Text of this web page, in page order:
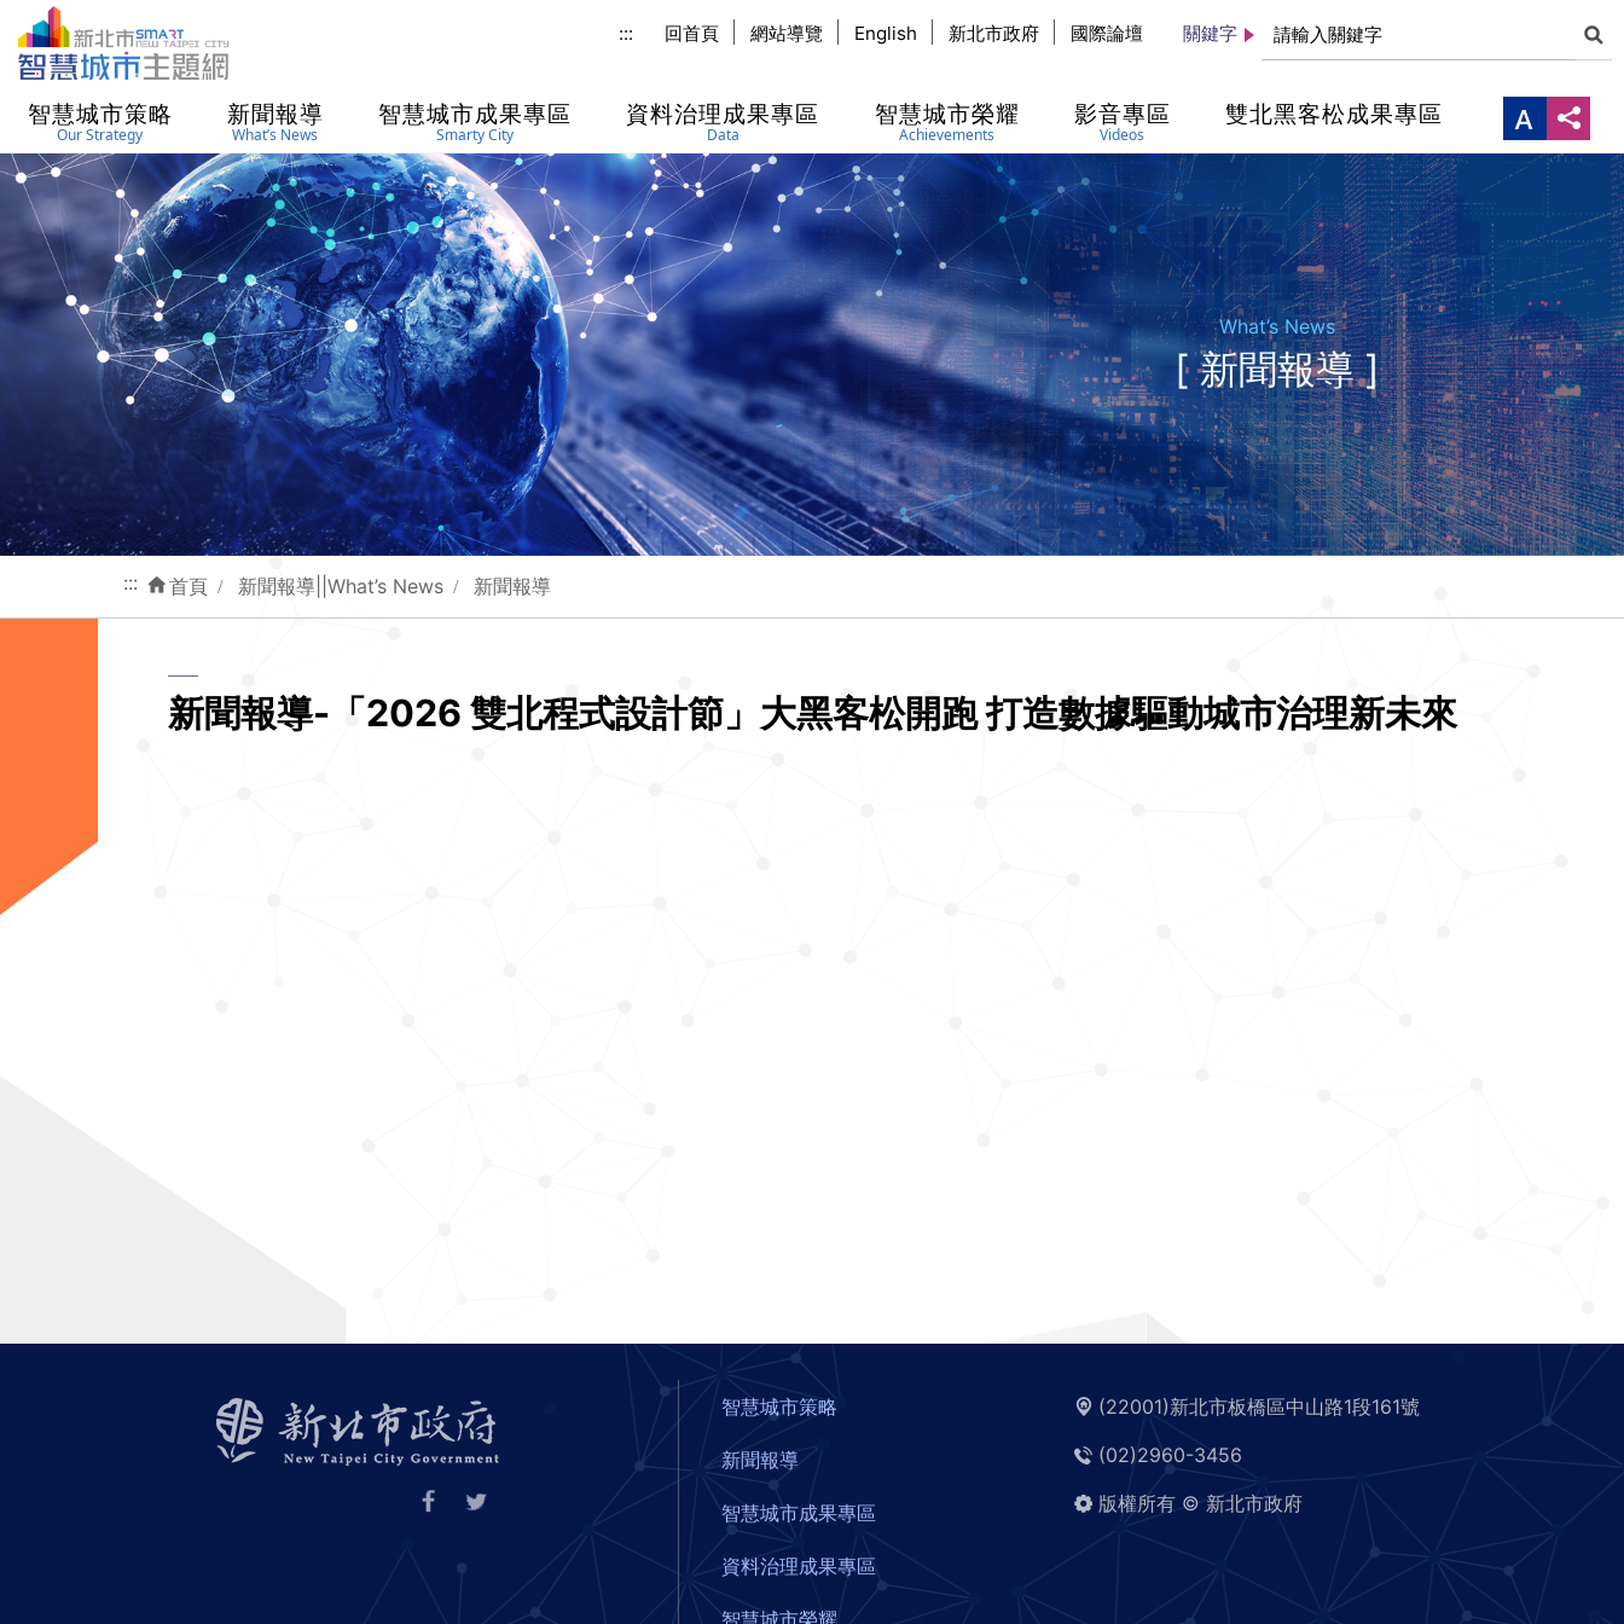
進入內容區塊
::: 回首頁 網站導覽 English 新北市政府 國際論壇 關鍵字
智慧城市策略
Our Strategy
新聞報導
What’s News
智慧城市成果專區
Smarty City
資料治理成果專區
Data
智慧城市榮耀
Achievements
影音專區
Videos
雙北黑客松成果專區
What’s News
[ 新聞報導 ]
::: 首頁 新聞報導||What’s News 新聞報導
新聞報導-「2026 雙北程式設計節」大黑客松開跑 打造數據驅動城市治理新未來
智慧城市策略
新聞報導
智慧城市成果專區
資料治理成果專區
(22001)新北市板橋區中山路1段161號
(02)2960-3456
版權所有 © 新北市政府